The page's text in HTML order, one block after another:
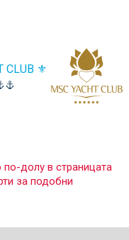
CLUB ⚜
по-долу в страницата
за подобни